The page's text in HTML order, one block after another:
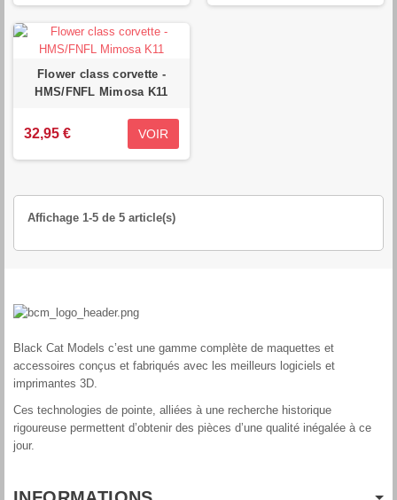
Flower class corvette -
HMS/FNFL Mimosa K11
32,95 € VOIR
Affichage 1-5 de 5 article(s)
Black Cat Models c’est une gamme complète de maquettes et
accessoires conçus et fabriqués avec les meilleurs logiciels et
imprimantes 3D.
Ces technologies de pointe, alliées à une recherche historique
rigoureuse permettent d’obtenir des pièces d’une qualité inégalée à ce
jour.